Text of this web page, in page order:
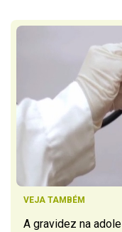
VEJA TAMBÉM
A gravidez na